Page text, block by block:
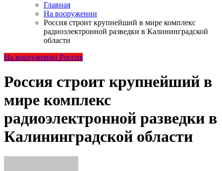
Главная
На вооружении
Россия строит крупнейший в мире комплекс
радиоэлектронной разведки в Калининградской
области
На вооружении Россия
Россия строит крупнейший в
мире комплекс
радиоэлектронной разведки в
Калининградской области